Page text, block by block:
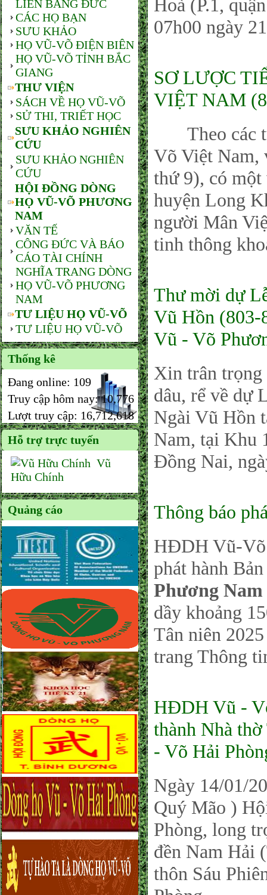
LIÊN BANG ĐỨC
CÁC HỌ BẠN
SƯU KHẢO
HỌ VŨ-VÕ ĐIỆN BIÊN
HỌ VŨ-VÕ TỈNH BẮC
GIANG
THƯ VIỆN
SÁCH VỀ HỌ VŨ-VÕ
SỬ THI, TRIẾT HỌC
SƯU KHẢO NGHIÊN
CỨU
SƯU KHẢO NGHIÊN
CỨU
HỘI ĐỒNG DÒNG
HỌ VŨ-VÕ PHƯƠNG
NAM
VĂN TẾ
CÔNG ĐỨC VÀ BÁO
CÁO TÀI CHÍNH
NGHĨA TRANG DÒNG
HỌ VŨ-VÕ PHƯƠNG
NAM
TƯ LIỆU HỌ VŨ-VÕ
TƯ LIỆU HỌ VŨ-VÕ
Thống kê
Đang online: 109
Truy cập hôm nay:10,776
Lượt truy cập: 16,712,618
Hỗ trợ trực tuyến
Vũ
Hữu Chính
Quảng cáo
Hoà (P.1,
07h00 ngày
SƠ LƯỢC
VIỆT NAM
Theo các
Võ Việt Nam,
thứ 9), có
huyện Long
người Mân
tinh thông
Thư mời dự
Vũ Hồn (803-
Vũ - Võ
Xin trân trọng
dâu, rể về dự
Ngài Vũ Hồn
Nam, tại Khu
Đồng Nai,
Thông báo
HĐDH Vũ-Võ
phát hành
Phương Nam
dầy khoảng
Tân niên
trang Thông
HĐDH Vũ -
thành Nhà
- Võ Hải
Ngày 14/01/
Quý Mão )
Phòng, long
đền Nam Hải
thôn Sáu